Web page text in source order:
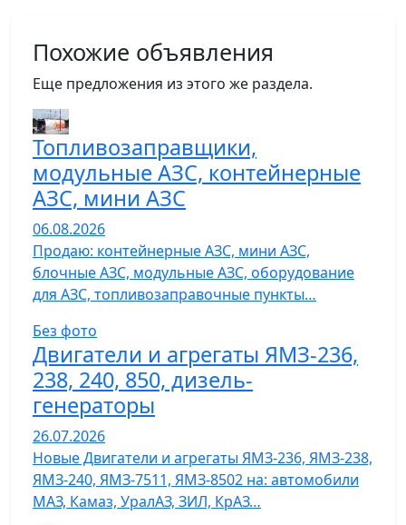
Похожие объявления
Еще предложения из этого же раздела.
Топливозаправщики,
модульные АЗС, контейнерные
АЗС, мини АЗС
06.08.2026
Продаю: контейнерные АЗС, мини АЗС,
блочные АЗС, модульные АЗС, оборудование
для АЗС, топливозаправочные пункты…
Без фото
Двигатели и агрегаты ЯМЗ-236,
238, 240, 850, дизель-
генераторы
26.07.2026
Новые Двигатели и агрегаты ЯМЗ-236, ЯМЗ-238,
ЯМЗ-240, ЯМЗ-7511, ЯМЗ-8502 на: автомобили
МАЗ, Камаз, УралАЗ, ЗИЛ, КрАЗ…